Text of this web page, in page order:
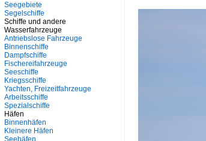
Seegebiete
Segelschiffe
Schiffe und andere
Wasserfahrzeuge
Antriebslose Fahrzeuge
Binnenschiffe
Dampfschiffe
Fischereifahrzeuge
Seeschiffe
Kriegsschiffe
Yachten, Freizeitfahrzeuge
Arbeitsschiffe
Spezialschiffe
Häfen
Binnenhäfen
Kleinere Häfen
Seehäfen